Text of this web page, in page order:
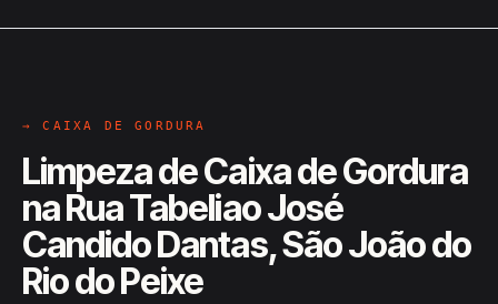
→ CAIXA DE GORDURA
Limpeza de Caixa de Gordura
na Rua Tabeliao José
Candido Dantas, São João do
Rio do Peixe